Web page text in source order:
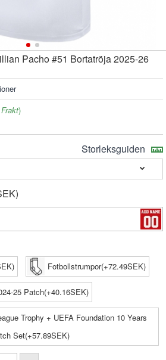
Pacho #51 Bortatröja 2025-26
)
Storleksguiden
Fotbollstrumpor(+72.49SEK)
25 Patch(+40.16SEK)
Trophy + UEFA Foundation 10 Years
Set(+57.89SEK)